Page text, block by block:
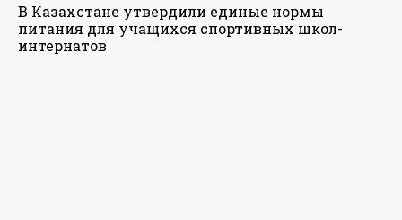
В Казахстане утвердили единые нормы
питания для учащихся спортивных школ-
интернатов